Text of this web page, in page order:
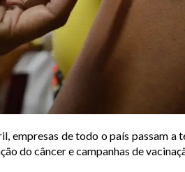
empresas de todo o país passam a
do câncer e campanhas de